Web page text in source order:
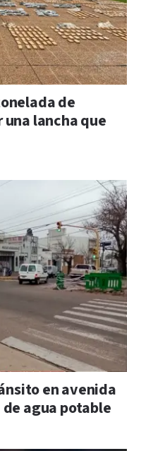
de
lancha que
en avenida
agua potable